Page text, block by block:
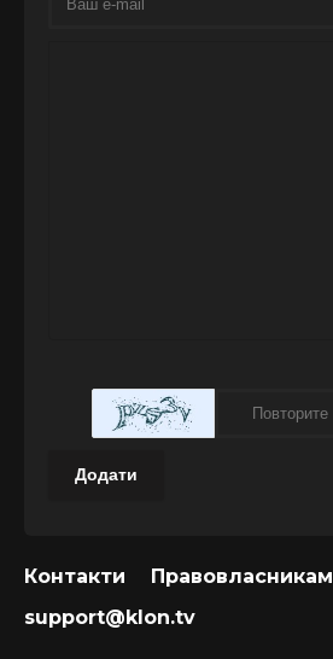
Додати
Контакти
Правовласникам
support@klon.tv